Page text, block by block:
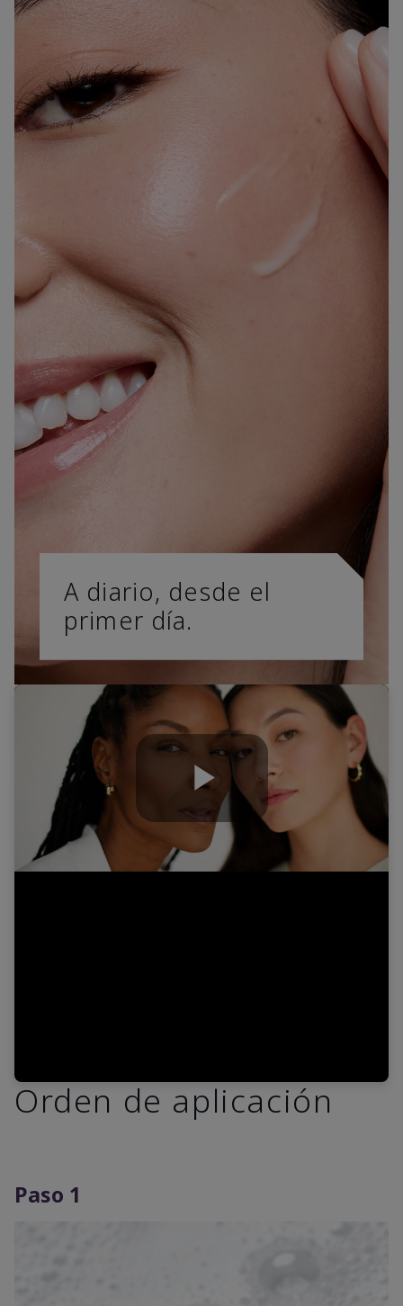
A diario, desde el
primer día.
Play
Orden de aplicación
Paso 1